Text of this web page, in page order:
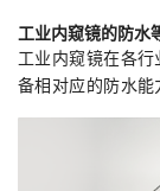
工业内窥镜的防水
工业内窥镜在各
备相对应的防水能
工作。内窥镜的防
品的防水等级，以